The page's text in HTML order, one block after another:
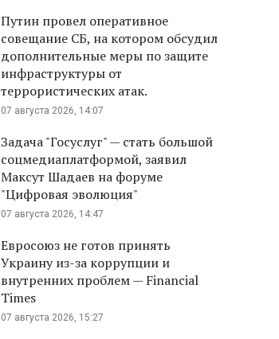
Путин провел оперативное
совещание СБ, на котором обсудил
дополнительные меры по защите
инфраструктуры от
террористических атак.
07 августа 2026, 14:07
Задача "Госуслуг" — стать большой
соцмедиаплатформой, заявил
Максут Шадаев на форуме
"Цифровая эволюция"
07 августа 2026, 14:47
Евросоюз не готов принять
Украину из-за коррупции и
внутренних проблем — Financial
Times
07 августа 2026, 15:27